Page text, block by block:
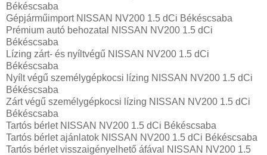
Békéscsaba
Gépjárműimport NISSAN NV200 1.5 dCi Békéscsaba
Prémium autó behozatal NISSAN NV200 1.5 dCi
Békéscsaba
Lízing zárt- és nyíltvégű NISSAN NV200 1.5 dCi
Békéscsaba
Nyílt végű személygépkocsi lízing NISSAN NV200 1.5 dCi
Békéscsaba
Zárt végű személygépkocsi lízing NISSAN NV200 1.5 dCi
Békéscsaba
Tartós bérlet NISSAN NV200 1.5 dCi Békéscsaba
Tartós bérlet ajánlatok NISSAN NV200 1.5 dCi Békéscsaba
Tartós bérlet visszaigényelhető áfával NISSAN NV200 1.5